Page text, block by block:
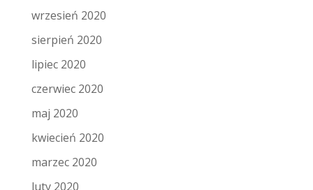
wrzesień 2020
sierpień 2020
lipiec 2020
czerwiec 2020
maj 2020
kwiecień 2020
marzec 2020
luty 2020